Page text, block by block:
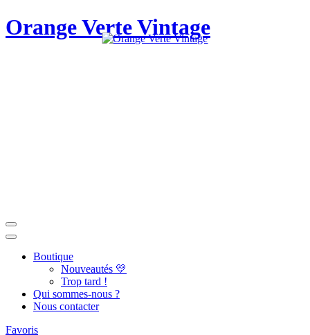
Orange Verte Vintage
Boutique
Nouveautés 💛
Trop tard !
Qui sommes-nous ?
Nous contacter
Favoris